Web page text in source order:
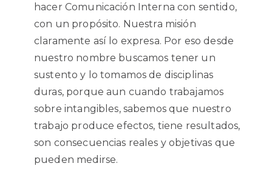
hacer Comunicación Interna con sentido,
con un propósito. Nuestra misión
claramente así lo expresa. Por eso desde
nuestro nombre buscamos tener un
sustento y lo tomamos de disciplinas
duras, porque aun cuando trabajamos
sobre intangibles, sabemos que nuestro
trabajo produce efectos, tiene resultados,
son consecuencias reales y objetivas que
pueden medirse.